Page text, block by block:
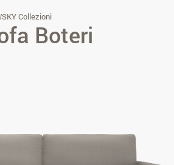
Collezioni
Boteri